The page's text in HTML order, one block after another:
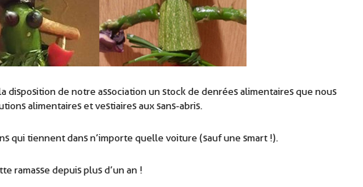
disposition de notre association un stock de denrées alimentaires que nous
alimentaires et vestiaires aux sans-abris.
qui tiennent dans n’importe quelle voiture (sauf une smart !).
ramasse depuis plus d’un an !